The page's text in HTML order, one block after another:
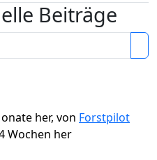
Beiträge
her, von Forstpilot
Wochen her